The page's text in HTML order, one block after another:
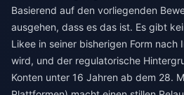
Basierend auf den vorliegenden
ausgehen, dass es das ist. Es gibt
Likee in seiner bisherigen Form nach
wird, und der regulatorische
Konten unter 16 Jahren ab dem 28.